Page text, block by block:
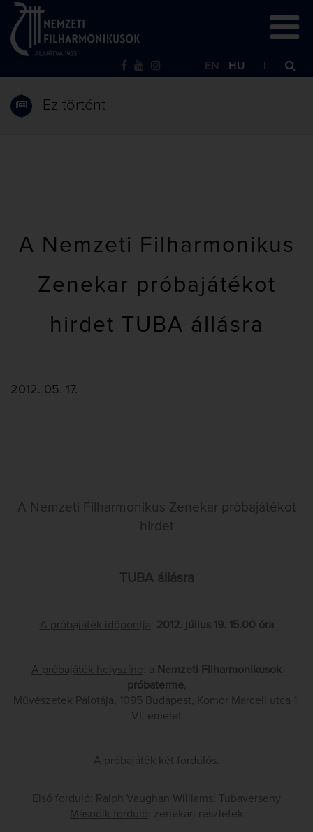
EN HU
Ez történt
A Nemzeti Filharmonikus
Zenekar próbajátékot
hirdet TUBA állásra
2012. 05. 17.
A Nemzeti Filharmonikus Zenekar próbajátékot
hirdet
TUBA állásra
A próbajáték időpontja 2012. július 19. 15.00 óra
A próbajáték helyszíne : a Nemzeti Filharmonikusok
próbaterme,
Művészetek Palotája, 1095 Budapest, Komor Marcell utca 1.
VI. emelet
A próbajáték két fordulós.
Első forduló : Ralph Vaughan Williams: Tubaverseny
Második forduló : zenekari részletek